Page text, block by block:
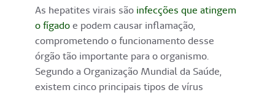
As hepatites virais são infecções que atingem
o fígadoe podem causar inflamação,
comprometendo o funcionamento desse
órgão tão importante para o organismo.
Segundo a Organização Mundial da Saúde,
existem cinco principais tipos de vírus